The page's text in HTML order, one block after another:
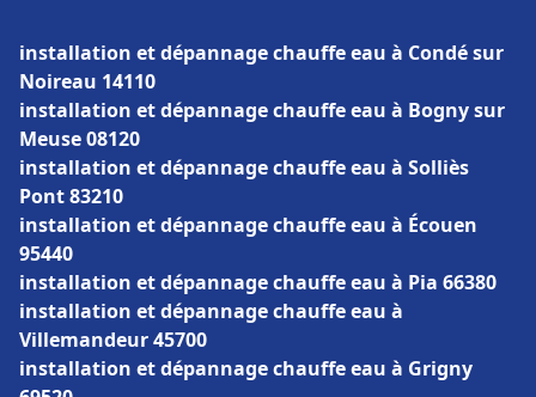
installation et dépannage chauffe eau à Condé sur
Noireau 14110
installation et dépannage chauffe eau à Bogny sur
Meuse 08120
installation et dépannage chauffe eau à Solliès
Pont 83210
installation et dépannage chauffe eau à Écouen
95440
installation et dépannage chauffe eau à Pia 66380
installation et dépannage chauffe eau à
Villemandeur 45700
installation et dépannage chauffe eau à Grigny